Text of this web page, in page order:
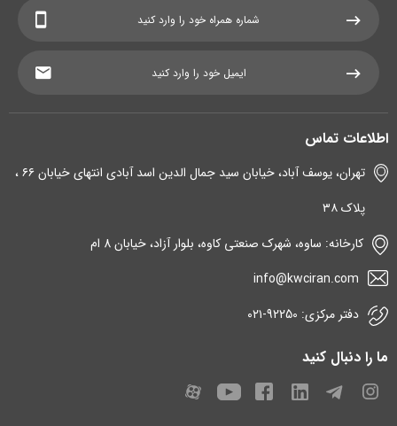
اطلاعات تماس
تهران، یوسف آباد، خیابان سید جمال الدین اسد آبادی انتهای خیابان ۶۶ ،
پلاک ۳۸
کارخانه: ساوه، شهرک صنعتی کاوه، بلوار آزاد، خیابان 8 ام
info@kwciran.com
دفتر مرکزی: 92250-۰۲۱
ما را دنبال کنید